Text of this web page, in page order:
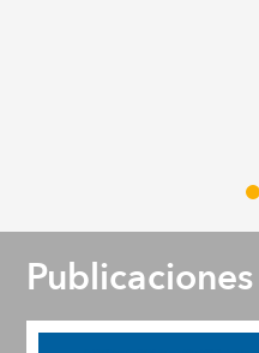
Publicaciones